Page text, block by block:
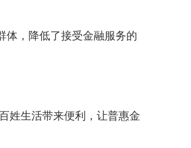
，降低了接受金融服务的
姓生活带来便利，让普惠金